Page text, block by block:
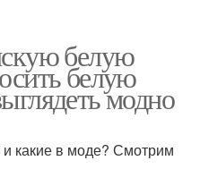
белую
белую
модно
какие в моде? Смотрим